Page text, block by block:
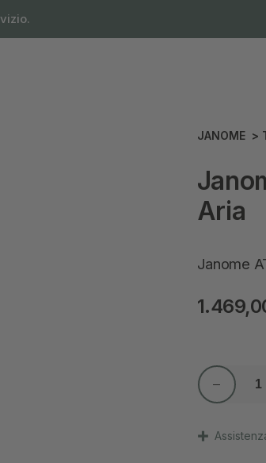
JANOME >
Aria
Janome